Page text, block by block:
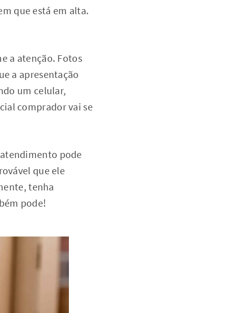
que está em alta.
a atenção. Fotos
a apresentação
um celular,
comprador vai se
pode
que ele
tenha
pode!